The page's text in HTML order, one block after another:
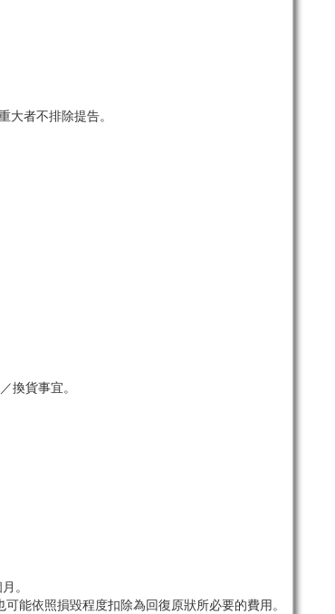
者不排除提告。
換貨事宜。
。
能依照損毀程度扣除為回復原狀所必要的費用。